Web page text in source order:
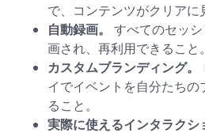
で、コンテンツがクリアに
自動録画。
すべてのセッ
画され、再利用できること。
カスタムブランディング。
イでイベントを自分たちの
ること。
実際に使えるインタラクシ